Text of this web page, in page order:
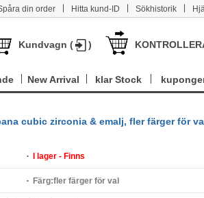
din order Hitta kund-ID Sökhistorik
Kundvagn ( )
New Arrival klar Stock
cubic zirconia & emalj, fler färger för
I lager - Finns
Färg:fler färger för val